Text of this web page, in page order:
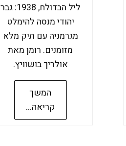
ליל הבדולח, 1938: גבר
יהודי מנסה להימלט
מגרמניה עם תיק מלא
מזומנים. רומן מאת
אולריך בושוויץ.
המשך
קריאה...